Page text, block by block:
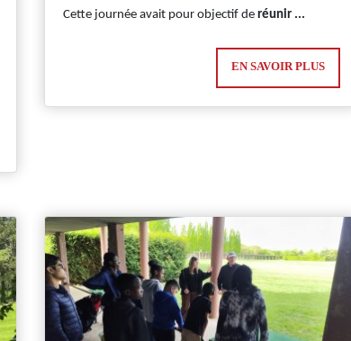
Cette journée avait pour objectif de réunir ...
EN SAVOIR PLUS